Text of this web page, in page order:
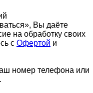
Вы даёте
на обработку своих
с Офертой и
номер телефона или